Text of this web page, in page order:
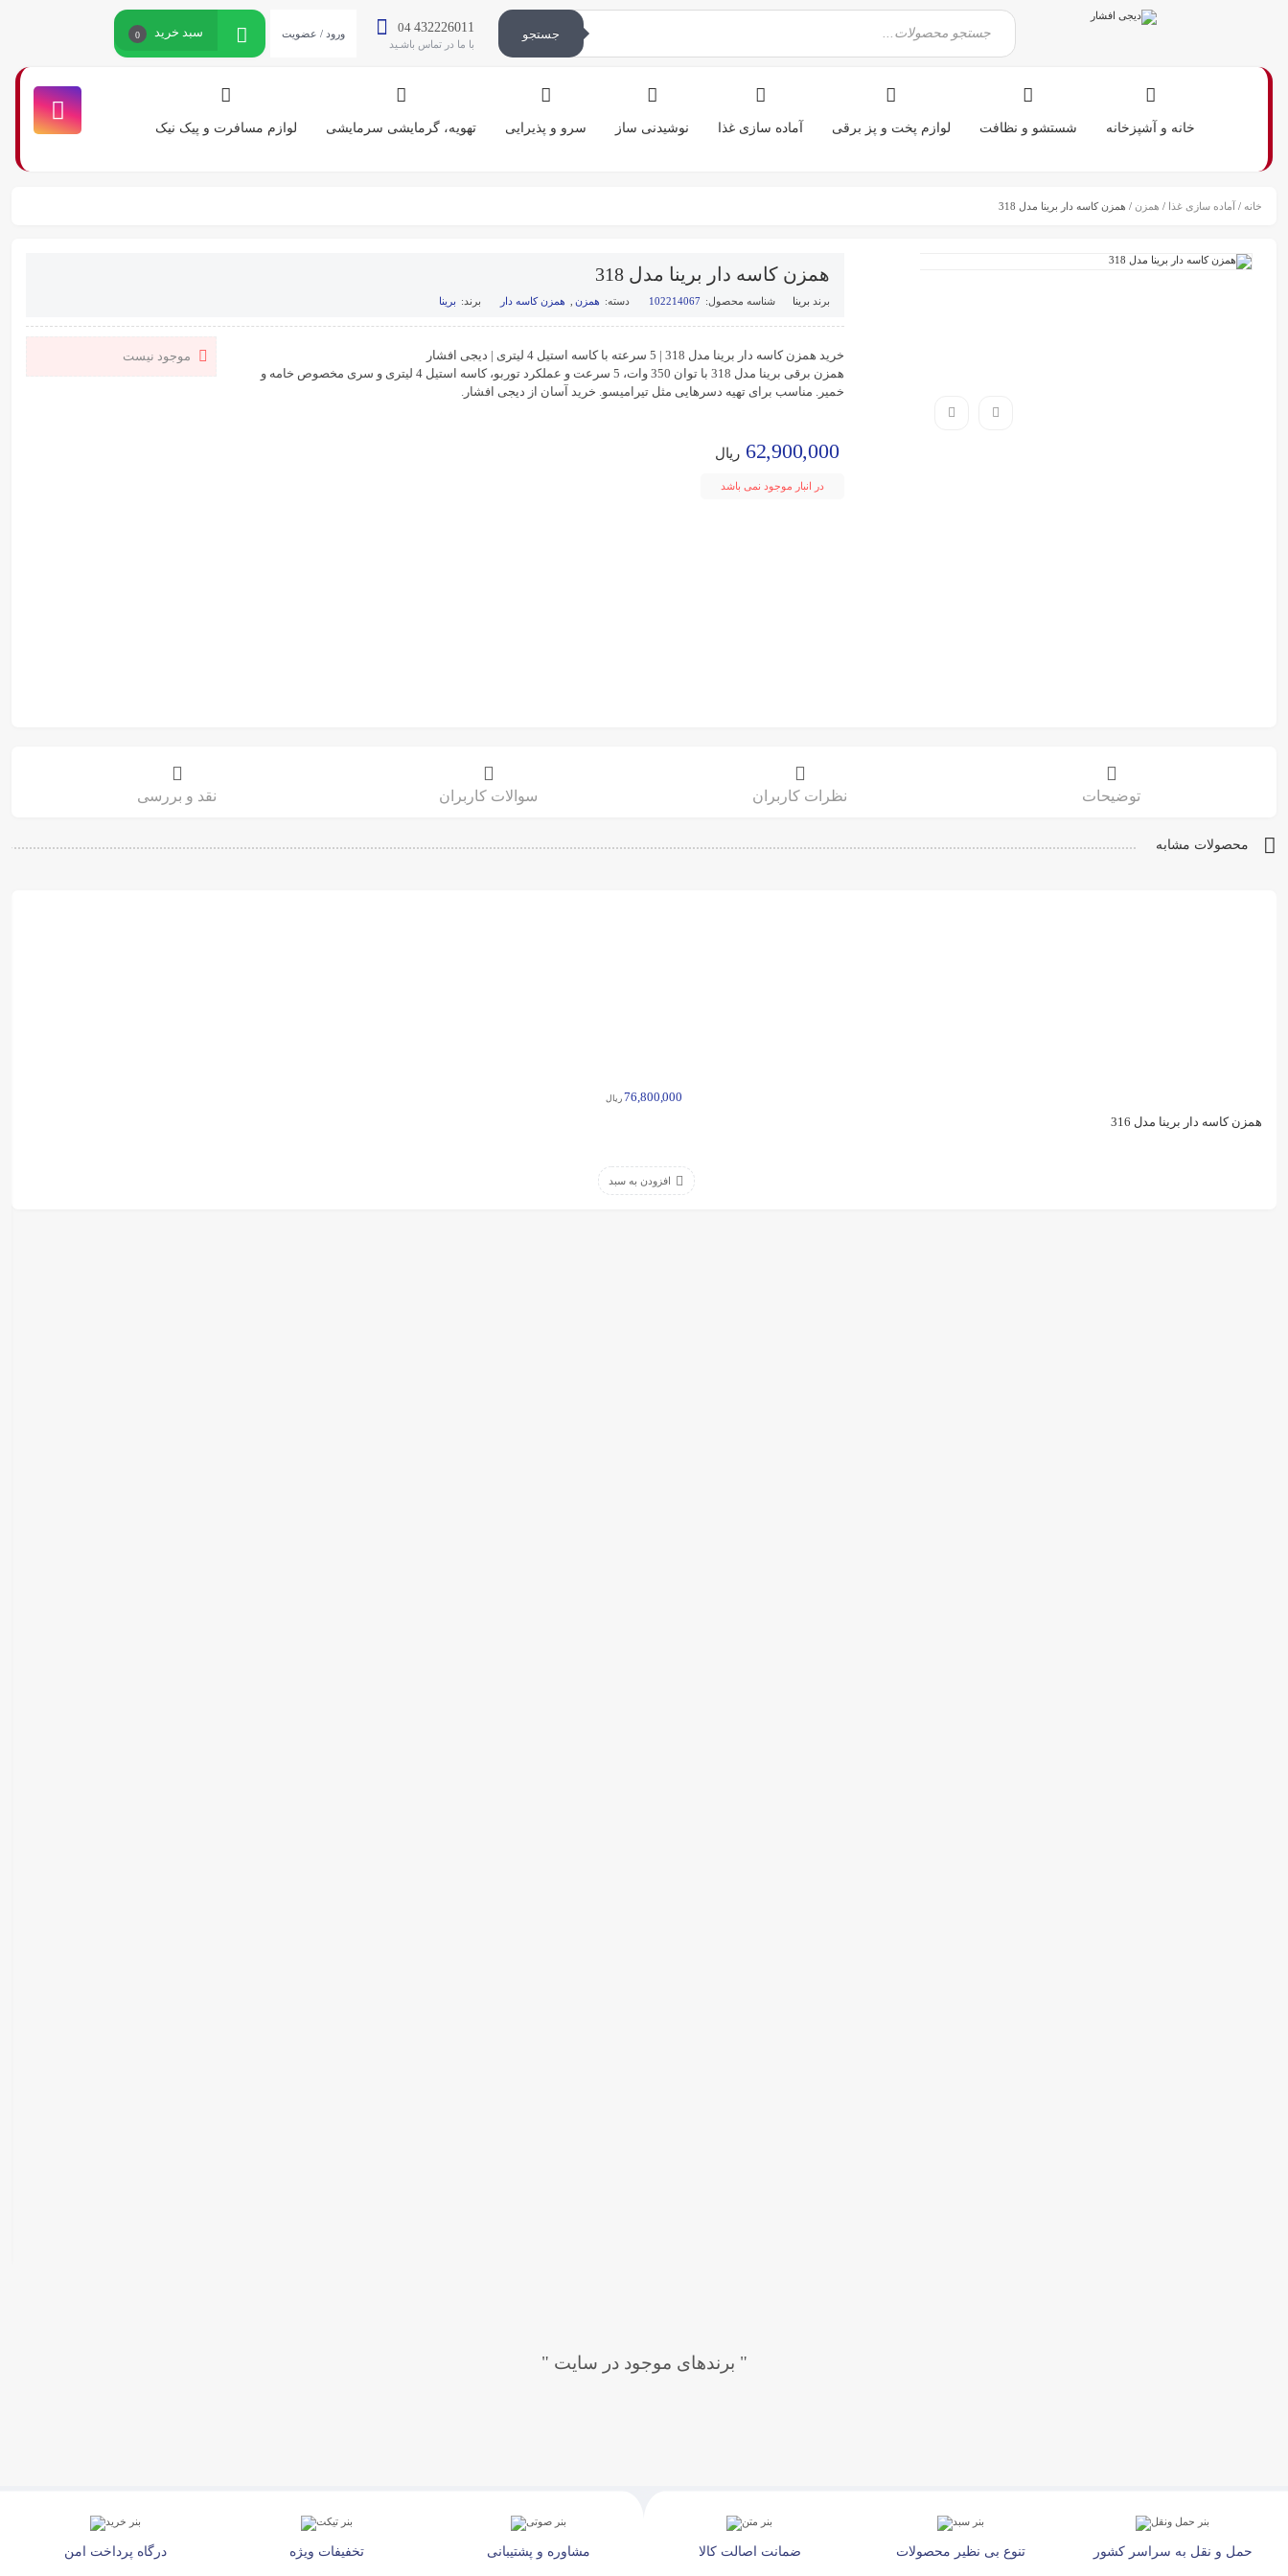
جستجو 432226011
04
با ما در تماس باشـید
ورود / عضویت سبد خرید 0
خانه و آشپزخانه شستشو و نظافت لوازم پخت و پز برقی آماده سازی غذا نوشیدنی ساز سرو و پذیرایی تهویه، گرمایشی سرمایشی لوازم مسافرت و پیک نیک
خانه / آماده سازی غذا / همزن / همزن کاسه دار برینا مدل 318
همزن کاسه دار برینا مدل 318
برند برینا شناسه محصول: 102214067 دسته: همزن همزن کاسه دار برند: برینا
خرید همزن کاسه دار برینا مدل 318 | 5 سرعته با کاسه استیل 4 لیتری | دیجی افشار
همزن برقی برینا مدل 318 با توان 350 وات، 5 سرعت و عملکرد توربو، کاسه استیل 4 لیتری و سری مخصوص خامه و
خمیر. مناسب برای تهیه دسرهایی مثل تیرامیسو. خرید آسان از دیجی افشار.
62,900,000 ریال
در انبار موجود نمی باشد
موجود نیست
توضیحات نظرات کاربران سوالات کاربران نقد و بررسی
محصولات مشابه
76,800,000 ریال
همزن کاسه دار برینا مدل 316
افزودن به سبد
" برندهای موجود در سایت "
درگاه پرداخت امن تخفیفات ویژه مشاوره و پشتیبانی ضمانت اصالت کالا تنوع بی نظیر محصولات حمل و نقل به سراسر کشور